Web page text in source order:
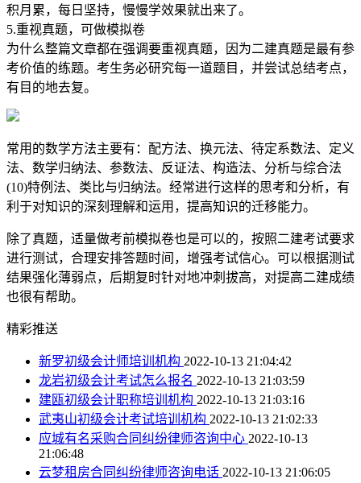
积月累，每日坚持，慢慢学效果就出来了。
5.重视真题，可做模拟卷
为什么整篇文章都在强调要重视真题，因为二建真题是最有参
考价值的练题。考生务必研究每一道题目，并尝试总结考点，
有目的地去复。
常用的数学方法主要有：配方法、换元法、待定系数法、定义
法、数学归纳法、参数法、反证法、构造法、分析与综合法
(10)特例法、类比与归纳法。经常进行这样的思考和分析，有
利于对知识的深刻理解和运用，提高知识的迁移能力。
除了真题，适量做考前模拟卷也是可以的，按照二建考试要求
进行测试，合理安排答题时间，增强考试信心。可以根据测试
结果强化薄弱点，后期复时针对地冲刺拔高，对提高二建成绩
也很有帮助。
精彩推送
新罗初级会计师培训机构 2022-10-13 21:04:42
龙岩初级会计考试怎么报名 2022-10-13 21:03:59
建瓯初级会计职称培训机构 2022-10-13 21:03:16
武夷山初级会计考试培训机构 2022-10-13 21:02:33
应城有名采购合同纠纷律师咨询中心 2022-10-13
21:06:48
云梦租房合同纠纷律师咨询电话 2022-10-13 21:06:05